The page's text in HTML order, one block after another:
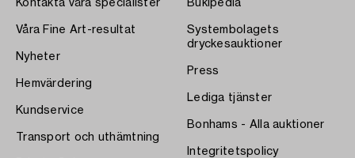
Kontakta våra specialister
Våra Fine Art-resultat
Nyheter
Hemvärdering
Kundservice
Transport och uthämtning
Bukipedia
Systembolagets
dryckesauktioner
Press
Lediga tjänster
Bonhams - Alla auktioner
Integritetspolicy